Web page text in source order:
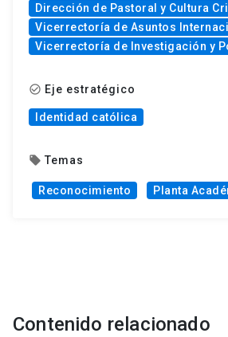
Dirección de Pastoral y Cultura
Vicerrectoría de Asuntos
Vicerrectoría de Investigación y
check_circle_outline Eje estratégico
Identidad católica
local_offer Temas
Reconocimiento Planta
Contenido relacionado